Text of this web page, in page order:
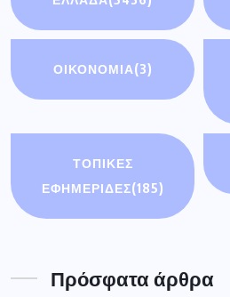
ΟΙΚΟΝΟΜΊΑ(3)
ΤΟΠΙΚΕΣ
ΕΦΗΜΕΡΙΔΕΣ(185)
Πρόσφατα άρθρα